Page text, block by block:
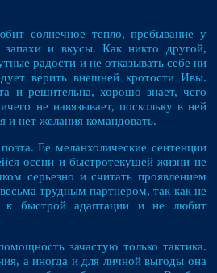
солнечное тепло, пребывание у
запахи и вкусы. Как никто другой,
радости и не отказывать себе ни
верить внешней кротости Ивы.
и решительна, хорошо знает, чего
не навязывает, поскольку в ней
и нет желания командовать.
Ее меланхолические сентенции
осени и быстротекущей жизни не
серьезно и считать проявлением
трудным партнером, так как не
к быстрой адаптации и не любит
зачастую только тактика.
а иногда и для личной выгоды она